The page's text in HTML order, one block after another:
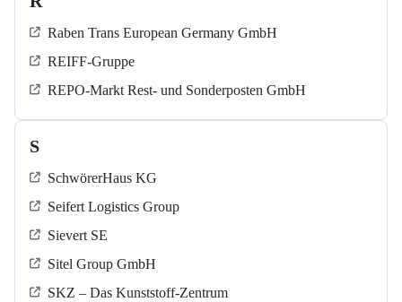
Raben Trans European Germany GmbH
REIFF-Gruppe
REPO-Markt Rest- und Sonderposten GmbH
S
SchwörerHaus KG
Seifert Logistics Group
Sievert SE
Sitel Group GmbH
SKZ – Das Kunststoff-Zentrum